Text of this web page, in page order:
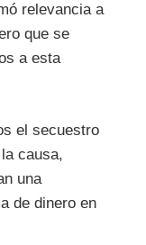
relevancia a
que se
a esta
el secuestro
causa,
una
de dinero en